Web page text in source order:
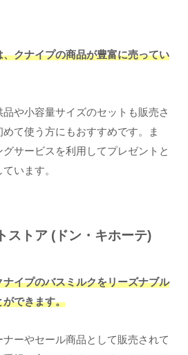
クナイプの商品が豊富に売ってい
や小容量サイズのセットも販売さ
て使う方にもおすすめです。ま
サービスを利用してプレゼントと
います。
ストア (ドン・キホーテ)
イプのバスミルクをリーズナブル
ができます。
ーやセール商品として販売されて